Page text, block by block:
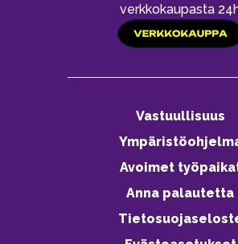
verkkokaupasta
Vastuullisuus
Avoimet
Anna palautetta